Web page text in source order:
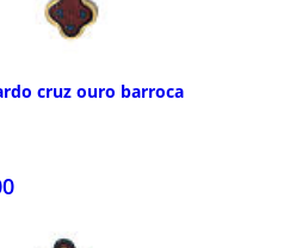
cruz ouro barroca